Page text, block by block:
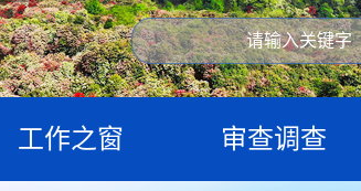
工作之窗 审查调查